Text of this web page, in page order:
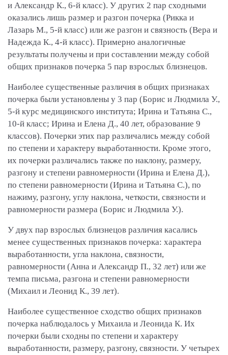
и Александр К., 6-й класс). У других 2 пар сходными
оказались лишь размер и разгон почерка (Рикка и
Лазарь М., 5-й класс) или же разгон и связность (Вера и
Надежда К., 4-й класс). Примерно аналогичные
результаты получены и при составлении между собой
общих признаков почерка 5 пар взрослых близнецов.
Наиболее существенные различия в общих признаках
почерка были установлены у 3 пар (Борис и Людмила У.,
5-й курс медицинского института; Ирина и Татьяна С.,
10-й класс; Ирина и Елена Д., 40 лет, образование 9
классов). Почерки этих пар различались между собой
по степени и характеру выработанности. Кроме этого,
их почерки различались также по наклону, размеру,
разгону и степени равномерности (Ирина и Елена Д.),
по степени равномерности (Ирина и Татьяна С.), по
нажиму, разгону, углу наклона, четкости, связности и
равномерности размера (Борис и Людмила У.).
У двух пар взрослых близнецов различия касались
менее существенных признаков почерка: характера
выработанности, угла наклона, связности,
равномерности (Анна и Александр П., 32 лет) или же
темпа письма, разгона и степени равномерности
(Михаил и Леонид К., 39 лет).
Наиболее существенное сходство общих признаков
почерка наблюдалось у Михаила и Леонида К. Их
почерки были сходны по степени и характеру
выработанности, размеру, разгону, связности. У четырех